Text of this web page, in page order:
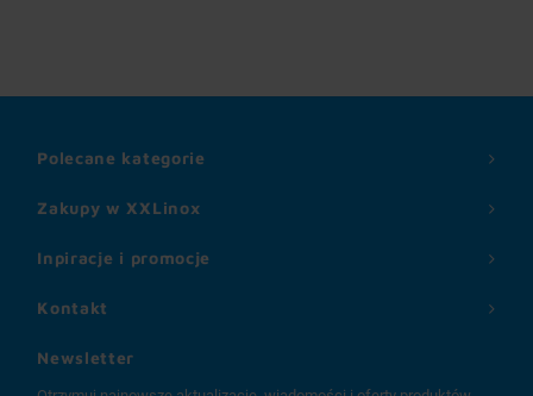
Zakupy w XXLinox
Inpiracje i promocje
Polecane kategorie
Kontakt
Newsletter